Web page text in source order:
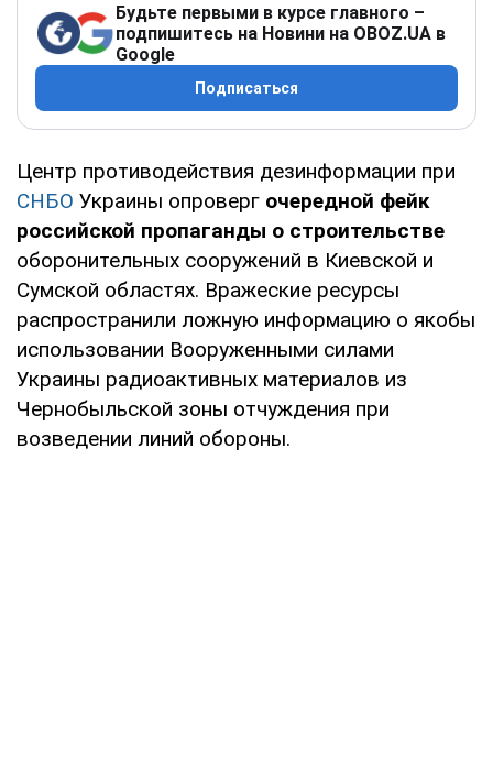
Будьте первыми в курсе главного –
подпишитесь на Новини на OBOZ.UA в
Google
Подписаться
Центр противодействия дезинформации при
СНБО Украины опроверг очередной фейк
российской пропаганды о строительстве
оборонительных сооружений в Киевской и
Сумской областях. Вражеские ресурсы
распространили ложную информацию о якобы
использовании Вооруженными силами
Украины радиоактивных материалов из
Чернобыльской зоны отчуждения при
возведении линий обороны.